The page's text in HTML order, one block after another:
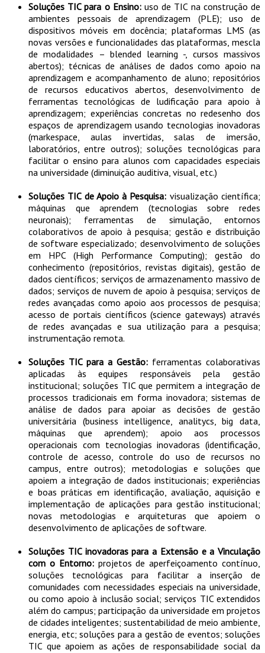
Soluções TIC para o Ensino:uso de TIC na construção de
ambientes pessoais de aprendizagem (PLE); uso de
dispositivos móveis em docência; plataformas LMS (as
novas versões e funcionalidades das plataformas, mescla
de modalidades – blended learning -, cursos massivos
abertos); técnicas de análises de dados como apoio na
aprendizagem e acompanhamento de aluno; repositórios
de recursos educativos abertos, desenvolvimento de
ferramentas tecnológicas de ludificação para apoio à
aprendizagem; experiências concretas no redesenho dos
espaços de aprendizagem usando tecnologias inovadoras
(markespace, aulas invertidas, salas de imersão,
laboratórios, entre outros); soluções tecnológicas para
facilitar o ensino para alunos com capacidades especiais
na universidade (diminuição auditiva, visual, etc.)
Soluções TIC de Apoio à Pesquisa: visualização científica;
máquinas que aprendem (tecnologias sobre redes
neuronais); ferramentas de simulação, entornos
colaborativos de apoio à pesquisa; gestão e distribuição
de software especializado; desenvolvimento de soluções
em HPC (High Performance Computing); gestão do
conhecimento (repositórios, revistas digitais), gestão de
dados científicos; serviços de armazenamento massivo de
dados; serviços de nuvem de apoio à pesquisa; serviços de
redes avançadas como apoio aos processos de pesquisa;
acesso de portais científicos (science gateways) através
de redes avançadas e sua utilização para a pesquisa;
instrumentação remota.
Soluções TIC para a Gestão: ferramentas colaborativas
aplicadas às equipes responsáveis pela gestão
institucional; soluções TIC que permitem a integração de
processos tradicionais em forma inovadora; sistemas de
análise de dados para apoiar as decisões de gestão
universitária (business intelligence, analitycs, big data,
máquinas que aprendem); apoio aos processos
operacionais com tecnologias inovadoras (identificação,
controle de acesso, controle do uso de recursos no
campus, entre outros); metodologias e soluções que
apoiem a integração de dados institucionais; experiências
e boas práticas em identificação, avaliação, aquisição e
implementação de aplicações para gestão institucional;
novas metodologias e arquiteturas que apoiem o
desenvolvimento de aplicações de software.
Soluções TIC inovadoras para a Extensão e a Vinculação
com o Entorno:projetos de aperfeiçoamento contínuo,
soluções tecnológicas para facilitar a inserção de
comunidades com necessidades especiais na universidade,
ou como apoio à inclusão social; serviços TIC extendidos
além do campus; participação da universidade em projetos
de cidades inteligentes; sustentabilidad de meio ambiente,
energia, etc; soluções para a gestão de eventos; soluções
TIC que apoiem as ações de responsabilidade social da